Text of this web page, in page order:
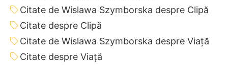
Citate de Wislawa Szymborska despre Clipă
Citate despre Clipă
Citate de Wislawa Szymborska despre Viață
Citate despre Viață